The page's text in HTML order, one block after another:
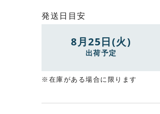
発送日目安
8月25日(火)
出荷予定
※在庫がある場合に限ります